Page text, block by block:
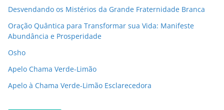
Desvendando os Mistérios da Grande Fraternidade Branca
Oração Quântica para Transformar sua Vida: Manifeste
Abundância e Prosperidade
Osho
Apelo Chama Verde-Limão
Apelo à Chama Verde-Limão Esclarecedora